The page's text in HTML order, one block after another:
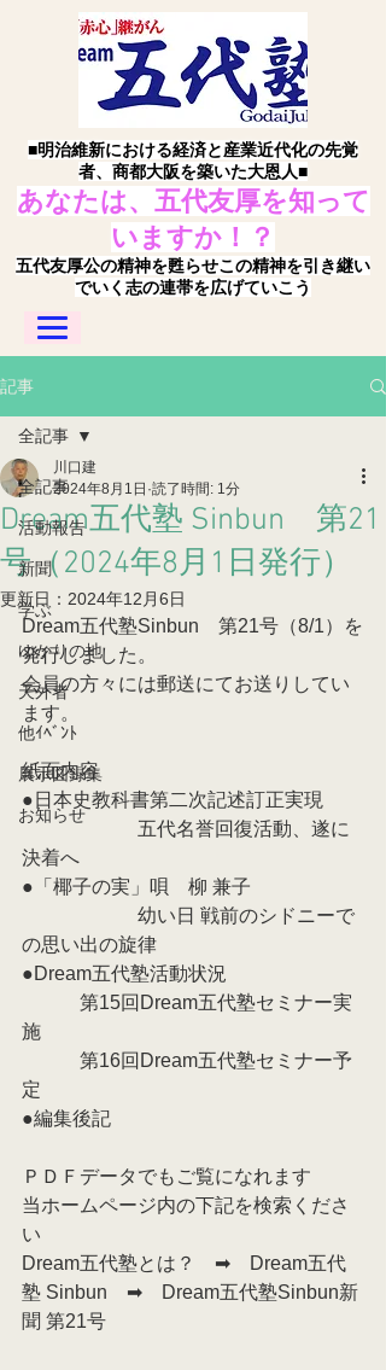
■明治維新における経済と産業近代化の先覚
者、商都大阪を築いた大恩人■
あなたは、五代友厚を知って
いますか！？
五代友厚公の精神を甦らせこの精神を引き継い
でいく志の連帯を広げていこう
記事
全記事
活動報告
新聞
学ぶ
ゆかりの地
天外者
他ｲﾍﾞﾝﾄ
展示図録集
お知らせ
全記事
Dream五代塾 Sinbun 第21
号（2024年8月1日発行）
川口建
2024年8月1日 読了時間: 1分
更新日： 2024年12月6日
Dream五代塾Sinbun　第21号（8/1）を
発行しました。
会員の方々には郵送にてお送りしてい
ます。
紙面内容
●日本史教科書第二次記述訂正実現
五代名誉回復活動、遂に
決着へ
●「椰子の実」唄　柳 兼子
幼い日 戦前のシドニーで
の思い出の旋律
●Dream五代塾活動状況
第15回Dream五代塾セミナー実
施
第16回Dream五代塾セミナー予
定
●編集後記
ＰＤＦデータでもご覧になれます
当ホームページ内の下記を検索くださ
い
Dream五代塾とは？　➡　Dream五代
塾 Sinbun　➡　Dream五代塾Sinbun新
聞 第21号